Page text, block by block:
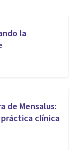
la
de Mensalus:
clínica